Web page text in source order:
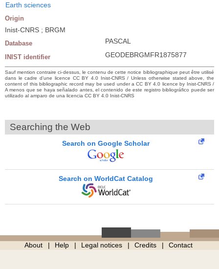
Earth sciences
Origin
Inist-CNRS ; BRGM
Database PASCAL
INIST identifier GEODEBRGMFR1875877
Sauf mention contraire ci-dessus, le contenu de cette notice bibliographique peut être utilisé
dans le cadre d’une licence CC BY 4.0 Inist-CNRS / Unless otherwise stated above, the
content of this bibliographic record may be used under a CC BY 4.0 licence by Inist-CNRS /
A menos que se haya señalado antes, el contenido de este registro bibliográfico puede ser
utilizado al amparo de una licencia CC BY 4.0 Inist-CNRS
Searching the Web
Search on Google Scholar
Search on WorldCat Catalog
About Help Legal notices Credits Contact